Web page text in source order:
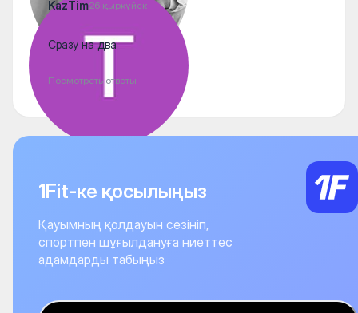
KazTim26 қыркүйек
Сразу на два
Посмотреть ответы
1Fit-ке қосылыңыз
Қауымның қолдауын сезініп,
спортпен шұғылдануға ниеттес
адамдарды табыңыз